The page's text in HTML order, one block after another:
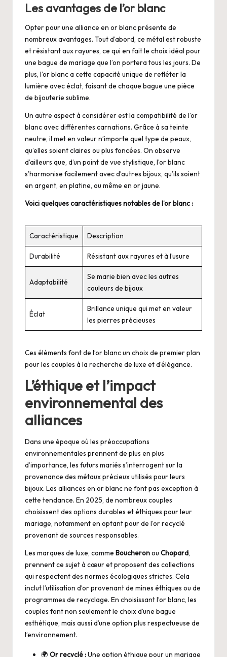
Les avantages de l’or blanc
Opter pour une alliance en or blanc présente de
nombreux avantages. Tout d’abord, ce métal est robuste
et résistant aux rayures, ce qui en fait le choix idéal pour
une bague de mariage que l’on portera tous les jours. De
plus, l’or blanc a cette capacité unique de refléter la
lumière avec éclat, faisant de chaque bague une pièce
de bijouterie sublime.
Un autre aspect à considérer est la compatibilité de l’or
blanc avec différentes carnations. Grâce à sa teinte
neutre, il met en valeur n’importe quel type de peaux,
qu’elles soient claires ou plus foncées. On observe
d’ailleurs que, d’un point de vue stylistique, l’or blanc
s’harmonise facilement avec d’autres bijoux, qu’ils soient
en argent, en platine, ou même en or jaune.
Voici quelques caractéristiques notables de l’or blanc :
Caractéristique Description
Durabilité Résistant aux rayures et à l’usure
Adaptabilité
Se marie bien avec les autres
couleurs de bijoux
Éclat
Brillance unique qui met en valeur
les pierres précieuses
Ces éléments font de l’or blanc un choix de premier plan
pour les couples à la recherche de luxe et d’élégance.
L’éthique et l’impact
environnemental des
alliances
Dans une époque où les préoccupations
environnementales prennent de plus en plus
d’importance, les futurs mariés s’interrogent sur la
provenance des métaux précieux utilisés pour leurs
bijoux. Les alliances en or blanc ne font pas exception à
cette tendance. En 2025, de nombreux couples
choisissent des options durables et éthiques pour leur
mariage, notamment en optant pour de l’or recyclé
provenant de sources responsables.
Les marques de luxe, comme Boucheronou Chopard,
prennent ce sujet à cœur et proposent des collections
qui respectent des normes écologiques strictes. Cela
inclut l’utilisation d’or provenant de mines éthiques ou de
programmes de recyclage. En choisissant l’or blanc, les
couples font non seulement le choix d’une bague
esthétique, mais aussi d’une option plus respectueuse de
l’environnement.
🌍 Or recyclé :Une option éthique pour un mariage